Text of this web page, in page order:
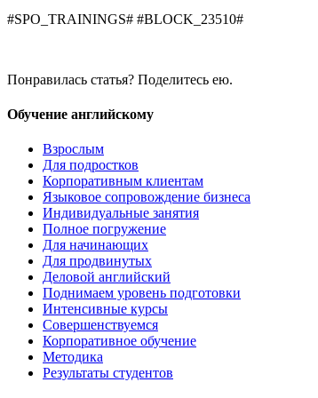
#SPO_TRAININGS# #BLOCK_23510#
Понравилась статья? Поделитесь ею.
Обучение английскому
Взрослым
Для подростков
Корпоративным клиентам
Языковое сопровождение бизнеса
Индивидуальные занятия
Полное погружение
Для начинающих
Для продвинутых
Деловой английский
Поднимаем уровень подготовки
Интенсивные курсы
Совершенствуемся
Корпоративное обучение
Методика
Результаты студентов